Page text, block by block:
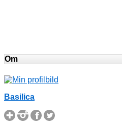
Om
Basilica